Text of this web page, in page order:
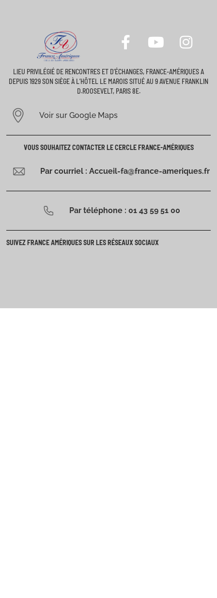
LIEU PRIVILÉGIÉ DE RENCONTRES ET D’ÉCHANGES, FRANCE-AMÉRIQUES A
DEPUIS 1929 SON SIÈGE À L’HÔTEL LE MAROIS SITUÉ AU 9 AVENUE FRANKLIN
D.ROOSEVELT, PARIS 8E.
Voir sur Google Maps
VOUS SOUHAITEZ CONTACTER LE CERCLE FRANCE-AMÉRIQUES
Par courriel : Accueil-fa@france-ameriques.fr
Par téléphone : 01 43 59 51 00
SUIVEZ FRANCE AMÉRIQUES SUR LES RÉSEAUX SOCIAUX